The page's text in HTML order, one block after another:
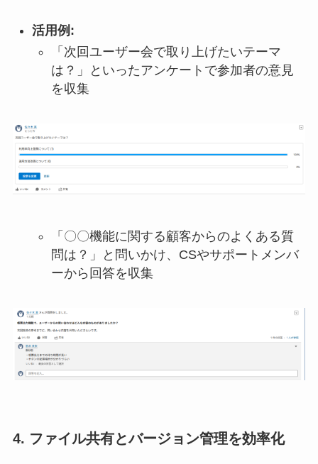
活用例:
「次回ユーザー会で取り上げたいテーマ
は？」といったアンケートで参加者の意見
を収集
「〇〇機能に関する顧客からのよくある質
問は？」と問いかけ、CSやサポートメンバ
ーから回答を収集
4. ファイル共有とバージョン管理を効率化